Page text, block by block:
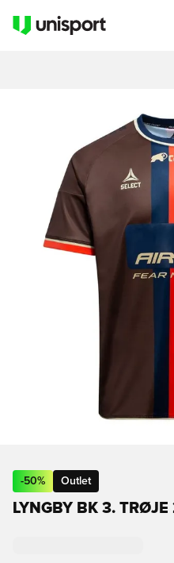
-50% Outlet
LYNGBY BK 3.